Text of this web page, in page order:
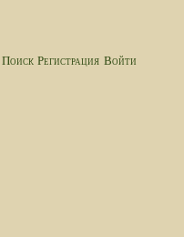
Поиск Регистрация Войти